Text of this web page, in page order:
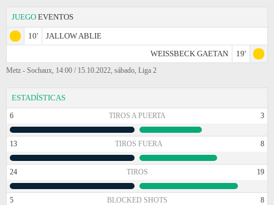
JUEGO EVENTOS
10'
JALLOW ABLIE
WEISSBECK GAETAN
19'
Metz - Sochaux, 14:00 / 15.10.2022, sábado, Liga 2
ESTADÍSTICAS
6 TIROS A PUERTA 3
13 TIROS FUERA 8
24 TIROS 19
5 BLOCKED SHOTS 8